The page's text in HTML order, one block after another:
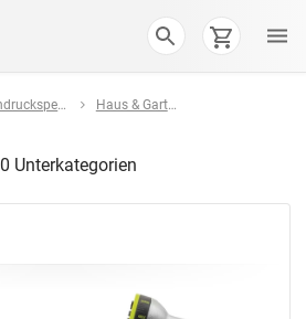
Hochdruckspezialist Haus & Garten
Unterkategorien